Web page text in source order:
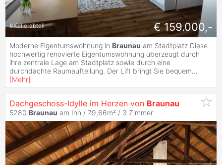
#Kellerabteil € 159.000,-
Moderne Eigentumswohnung in Braunau am Stadtplatz Diese
hochwertig renovierte Eigentumswohnung überzeugt durch
ihre zentrale Lage am Stadtplatz sowie durch eine
durchdachte Raumaufteilung. Der Lift bringt Sie bequem...
[Mehr]
Dachgeschoss-Idylle im Herzen von Braunau
5280 Braunau am Inn / 79,66m² / 3 Zimmer